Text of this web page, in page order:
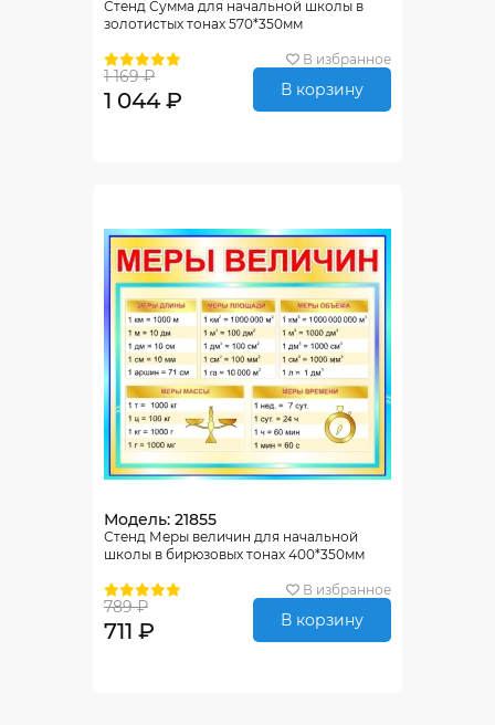
Стенд Сумма для начальной школы в
золотистых тонах 570*350мм
В избранное
1 169 ₽
1 044 ₽ В корзину
Модель: 21855
Стенд Меры величин для начальной
школы в бирюзовых тонах 400*350мм
В избранное
789 ₽
711 ₽ В корзину